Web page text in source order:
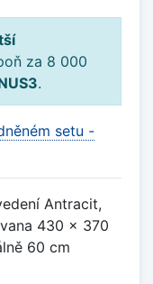
za 8 000
.
setu -
Antracit,
430 x 370
60 cm